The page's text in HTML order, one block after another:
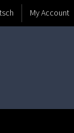
My Account